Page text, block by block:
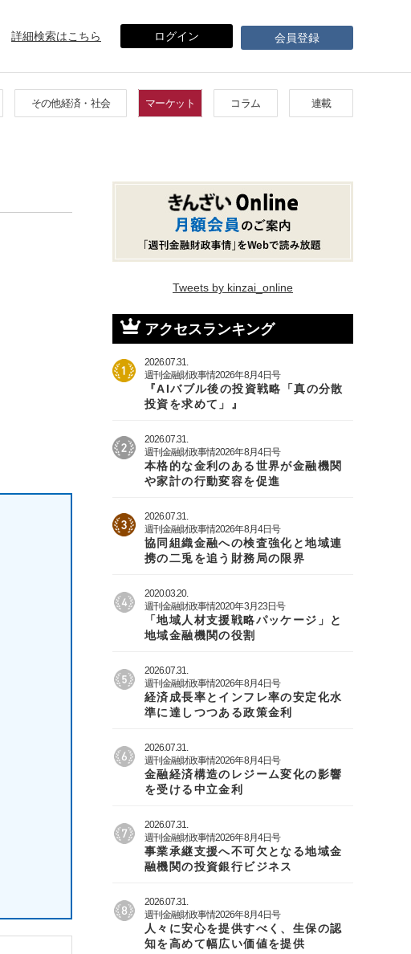
詳細検索はこちら ログイン 会員登録
その他経済・社会 マーケット コラム 連載
Tweets by kinzai_online
アクセスランキング
2026.07.31.
週刊金融財政事情2026年8月4日号
『AIバブル後の投資戦略「真の分散
投資を求めて」』
2026.07.31.
週刊金融財政事情2026年8月4日号
本格的な金利のある世界が金融機関
や家計の行動変容を促進
2026.07.31.
週刊金融財政事情2026年8月4日号
協同組織金融への検査強化と地域連
携の二兎を追う財務局の限界
2020.03.20.
週刊金融財政事情2020年3月23日号
「地域人材支援戦略パッケージ」と
地域金融機関の役割
2026.07.31.
週刊金融財政事情2026年8月4日号
経済成長率とインフレ率の安定化水
準に達しつつある政策金利
2026.07.31.
週刊金融財政事情2026年8月4日号
金融経済構造のレジーム変化の影響
を受ける中立金利
2026.07.31.
週刊金融財政事情2026年8月4日号
事業承継支援へ不可欠となる地域金
融機関の投資銀行ビジネス
2026.07.31.
週刊金融財政事情2026年8月4日号
人々に安心を提供すべく、生保の認
知を高めて幅広い価値を提供